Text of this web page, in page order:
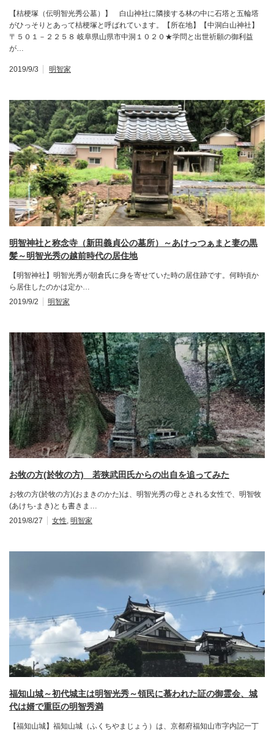
【桔梗塚（伝明智光秀公墓）】 白山神社に隣接する林の中に石塔と五輪塔
がひっそりとあって桔梗塚と呼ばれています。【所在地】【中洞白山神社】
〒５０１－２２５８ 岐阜県山県市中洞１０２０★学問と出世祈願の御利益
が…
2019/9/3 明智家
明智神社と称念寺（新田義貞公の墓所）～あけっつぁまと妻の黒
髪～明智光秀の越前時代の居住地
【明智神社】明智光秀が朝倉氏に身を寄せていた時の居住跡です。何時頃か
ら居住したのかは定か…
2019/9/2
明智家
お牧の方(於牧の方) 若狭武田氏からの出自を追ってみた
お牧の方(於牧の方)(おまきのかた)は、明智光秀の母とされる女性で、明智牧
(あけち-まき)とも書きま…
2019/8/27
女性 明智家
福知山城～初代城主は明智光秀～領民に慕われた証の御霊会、城
代は婿で重臣の明智秀満
【福知山城】福知山城（ふくちやまじょう）は、京都府福知山市字内記一丁